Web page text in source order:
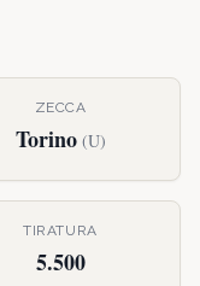
ZECCA
Torino (U)
TIRATURA
5.500